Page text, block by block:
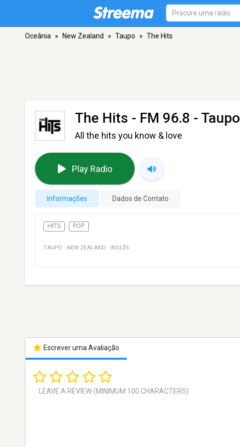
Oceânia » New Zealand » Taupo » The Hits
The Hits - FM 96.8 - Taupo
All the hits you know & love
Play Radio
Informações Dados de Contato
HITS POP
TAUPO · NEW ZEALAND · INGLÊS
Escrever uma Avaliação